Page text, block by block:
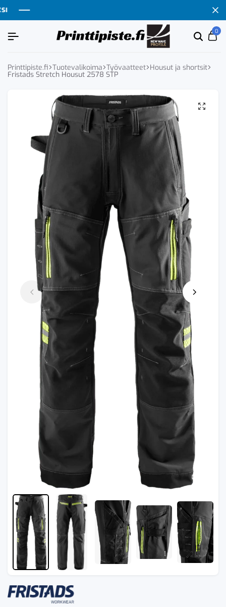
Etsi
0
Printtipiste.fi Tuotevalikoima Työvaatteet Housut ja shortsit
Fristads Stretch Housut 2578 STP